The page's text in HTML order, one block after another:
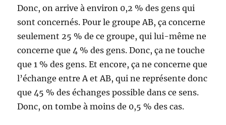
Donc, on arrive à environ 0,2 % des gens qui
sont concernés. Pour le groupe AB, ça concerne
seulement 25 % de ce groupe, qui lui-même ne
concerne que 4 % des gens. Donc, ça ne touche
que 1 % des gens. Et encore, ça ne concerne que
l’échange entre A et AB, qui ne représente donc
que 45 % des échanges possible dans ce sens.
Donc, on tombe à moins de 0,5 % des cas.